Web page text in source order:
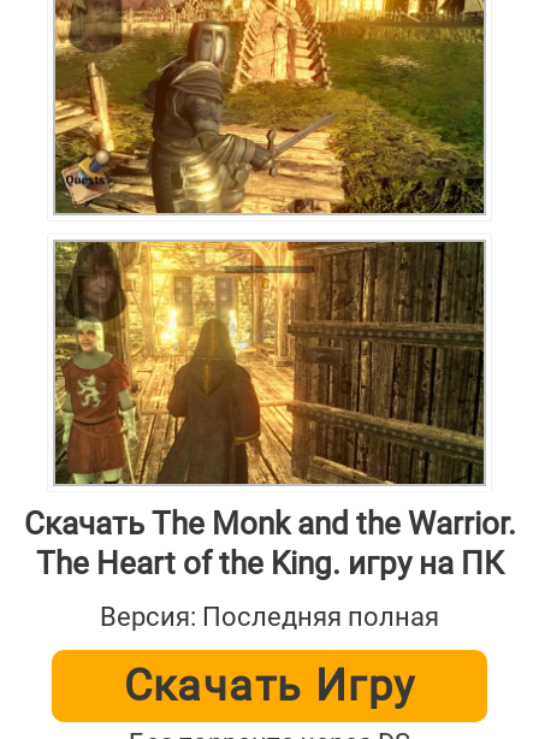
Скачать The Monk and the Warrior.
The Heart of the King. игру на ПК
Версия: Последняя полная
Скачать Игру